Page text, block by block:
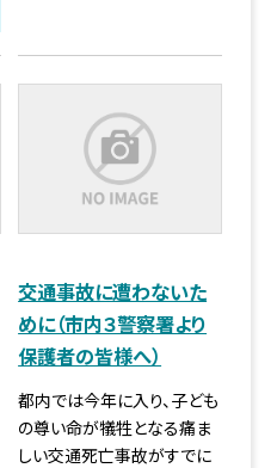
交通事故に遭わないた
めに（市内３警察署より
保護者の皆様へ）
都内では今年に入り、子ども
の尊い命が犠牲となる痛ま
しい交通死亡事故がすでに